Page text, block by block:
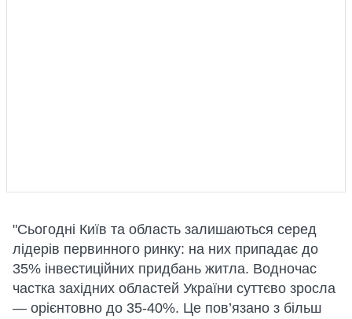
"Сьогодні Київ та область залишаються серед
лідерів первинного ринку: на них припадає до
35% інвестиційних придбань житла. Водночас
частка західних областей України суттєво зросла
— орієнтовно до 35-40%. Це пов’язано з більш